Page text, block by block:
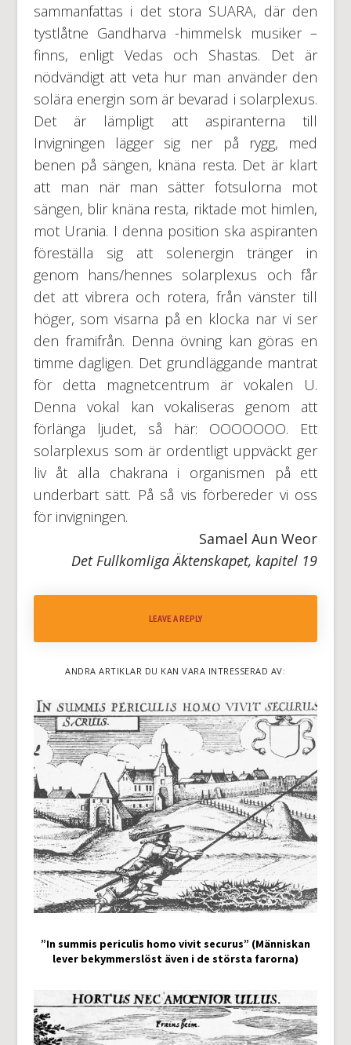
sammanfattas i det stora SUARA, där den
tystlåtne Gandharva -himmelsk musiker –
finns, enligt Vedas och Shastas. Det är
nödvändigt att veta hur man använder den
solära energin som är bevarad i solarplexus.
Det är lämpligt att aspiranterna till
Invigningen lägger sig ner på rygg, med
benen på sängen, knäna resta. Det är klart
att man när man sätter fotsulorna mot
sängen, blir knäna resta, riktade mot himlen,
mot Urania. I denna position ska aspiranten
föreställa sig att solenergin tränger in
genom hans/hennes solarplexus och får
det att vibrera och rotera, från vänster till
höger, som visarna på en klocka nar vi ser
den framifrån. Denna övning kan göras en
timme dagligen. Det grundläggande mantrat
för detta magnetcentrum är vokalen U.
Denna vokal kan vokaliseras genom att
förlänga ljudet, så här: OOOOOOO. Ett
solarplexus som är ordentligt uppväckt ger
liv åt alla chakrana i organismen på ett
underbart sätt. På så vis förbereder vi oss
för invigningen.
Samael Aun Weor
Det Fullkomliga Äktenskapet, kapitel 19
LEAVE A REPLY
ANDRA ARTIKLAR DU KAN VARA INTRESSERAD AV:
”In summis periculis homo vivit securus” (Människan
lever bekymmerslöst även i de största farorna)